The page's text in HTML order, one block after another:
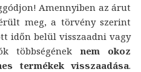
Amennyiben az árut
meg, a törvény szerint
időn belül visszaadni vagy
többségéneknem okoz
termékek visszaadása.